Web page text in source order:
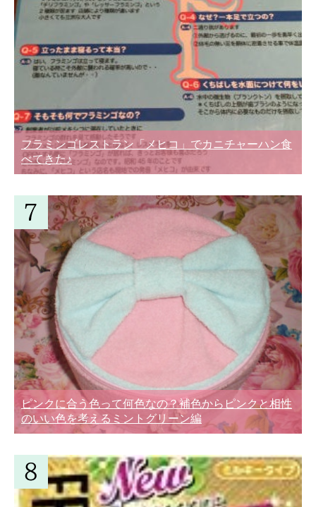
フラミンゴレストラン「メヒコ」でカニチャーハン食
べてきた♪
ピンクに合う色って何色なの？補色からピンクと相性
のいい色を考えるミントグリーン編